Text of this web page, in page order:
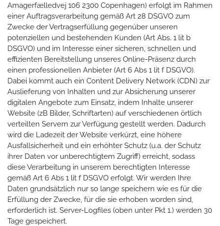
Amagerfælledvej 106 2300 Copenhagen) erfolgt im Rahmen
einer Auftragsverarbeitung gemäß Art 28 DSGVO zum
Zwecke der Vertragserfüllung gegenüber unseren
potenziellen und bestehenden Kunden (Art Abs. 1 lit b
DSGVO) und im Interesse einer sicheren, schnellen und
effizienten Bereitstellung unseres Online-Präsenz durch
einen professionellen Anbieter (Art 6 Abs 1 lit f DSGVO).
Dabei kommt auch ein Content Delivery Network (CDN) zur
Auslieferung von Inhalten und zur Absicherung unserer
digitalen Angebote zum Einsatz, indem Inhalte unserer
Website (zB Bilder, Schriftarten) auf verschiedenen örtlich
verteilten Servern zur Verfügung gestellt werden. Dadurch
wird die Ladezeit der Website verkürzt, eine höhere
Ausfallsicherheit und ein erhöhter Schutz (u.a. der Schutz
ihrer Daten vor unberechtigtem Zugriff) erreicht, sodass
diese Verarbeitung in unserem berechtigten Interesse
gemäß Art 6 Abs 1 lit f DSGVO erfolgt. Wir werden Ihre
Daten grundsätzlich nur so lange speichern wie es für die
Erfüllung der Zwecke, für die sie erhoben worden sind,
erforderlich ist. Server-Logfiles (oben unter Pkt 1.) werden 30
Tage gespeichert.